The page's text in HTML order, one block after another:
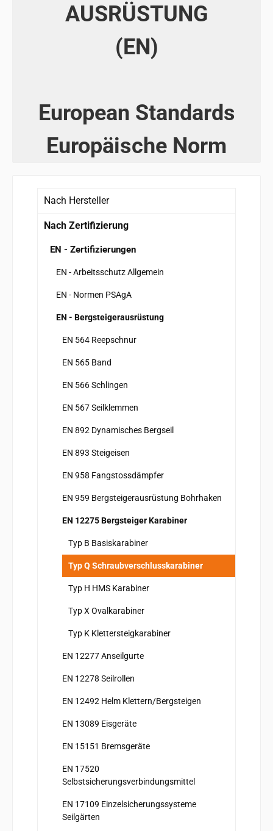
AUSRÜSTUNG
(EN)
European Standards
Europäische Norm
Nach Hersteller
Nach Zertifizierung
EN - Zertifizierungen
EN - Arbeitsschutz Allgemein
EN - Normen PSAgA
EN - Bergsteigerausrüstung
EN 564 Reepschnur
EN 565 Band
EN 566 Schlingen
EN 567 Seilklemmen
EN 892 Dynamisches Bergseil
EN 893 Steigeisen
EN 958 Fangstossdämpfer
EN 959 Bergsteigerausrüstung Bohrhaken
EN 12275 Bergsteiger Karabiner
Typ B Basiskarabiner
Typ Q Schraubverschlusskarabiner
Typ H HMS Karabiner
Typ X Ovalkarabiner
Typ K Klettersteigkarabiner
EN 12277 Anseilgurte
EN 12278 Seilrollen
EN 12492 Helm Klettern/Bergsteigen
EN 13089 Eisgeräte
EN 15151 Bremsgeräte
EN 17520
Selbstsicherungsverbindungsmittel
EN 17109 Einzelsicherungssysteme
Seilgärten